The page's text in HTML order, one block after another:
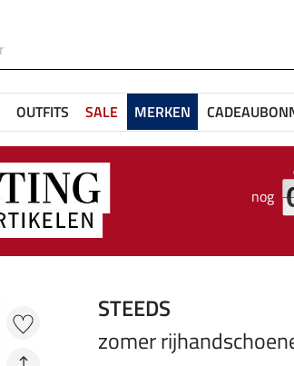
OUTFITS SALE MERKEN
nog
STEEDS
zomer